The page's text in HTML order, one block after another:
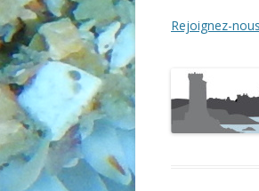
Rejoignez-nous